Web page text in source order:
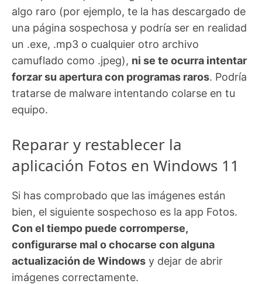
algo raro (por ejemplo, te la has descargado de
una página sospechosa y podría ser en realidad
un .exe, .mp3 o cualquier otro archivo
camuflado como .jpeg), ni se te ocurra intentar
forzar su apertura con programas raros. Podría
tratarse de malware intentando colarse en tu
equipo.
Reparar y restablecer la
aplicación Fotos en Windows 11
Si has comprobado que las imágenes están
bien, el siguiente sospechoso es la app Fotos.
Con el tiempo puede corromperse,
configurarse mal o chocarse con alguna
actualización de Windows y dejar de abrir
imágenes correctamente.